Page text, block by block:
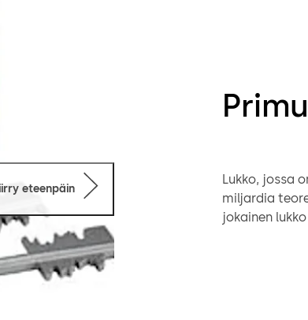
Lukko, jossa on
miljardia teoreettista
jokainen
eteenpäin